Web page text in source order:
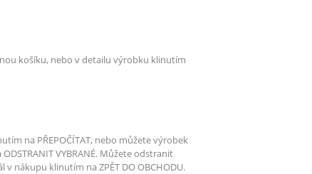
košíku, nebo v detailu výrobku klinutím
na PŘEPOČÍTAT, nebo můžete výrobek
VYBRANÉ. Můžete odstranit
nákupu klinutím na ZPĚT DO OBCHODU.